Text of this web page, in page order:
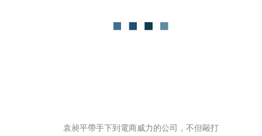
袁昶平帶手下到電商威力的公司，不但毆打